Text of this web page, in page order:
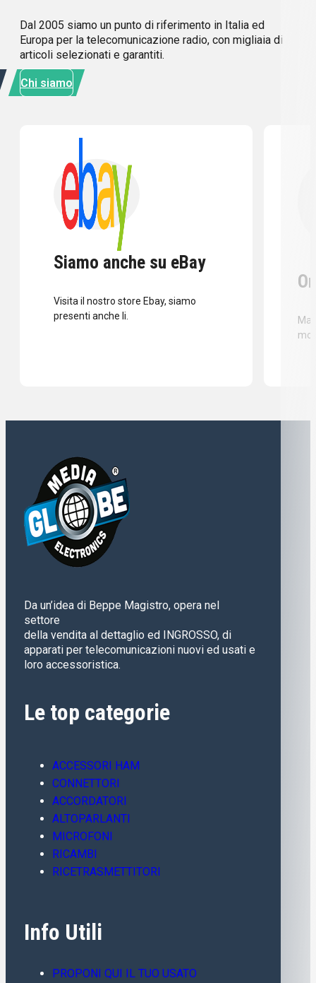
Dal 2005 siamo un punto di riferimento in Italia ed
Europa per la telecomunicazione radio, con migliaia di
articoli selezionati e garantiti.
Chi siamo
Siamo anche su eBay
Visita il nostro store Ebay, siamo
presenti anche li.
Da un’idea di Beppe Magistro, opera nel
settore
della vendita al dettaglio ed INGROSSO, di
apparati per telecomunicazioni nuovi ed usati e
loro accessoristica.
Le top categorie
ACCESSORI HAM
CONNETTORI
ACCORDATORI
ALTOPARLANTI
MICROFONI
RICAMBI
RICETRASMETTITORI
Info Utili
PROPONI QUI IL TUO USATO